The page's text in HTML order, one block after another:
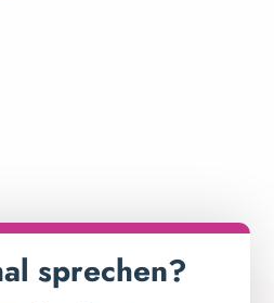
sprechen?